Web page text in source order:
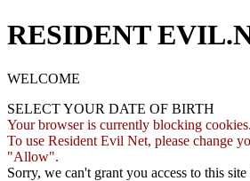
RESIDENT
WELCOME
SELECT YOUR DATE OF BIRTH
Your browser is currently blocking cookies.
To use Resident Evil Net, please change
"Allow".
Sorry, we can't grant you access to this